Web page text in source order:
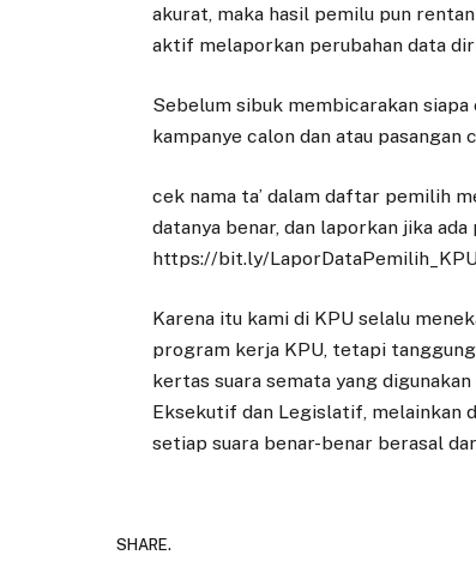
akurat, maka hasil pemilu pun
aktif melaporkan perubahan data
Sebelum sibuk membicarakan
kampanye calon dan atau pasangan
cek nama ta’ dalam daftar pemilih
datanya benar, dan laporkan jika
https://bit.ly/
Karena itu kami di KPU selalu
program kerja KPU, tetapi
kertas suara semata yang
Eksekutif dan Legislatif, melainkan
setiap suara benar-benar berasal
SHARE.